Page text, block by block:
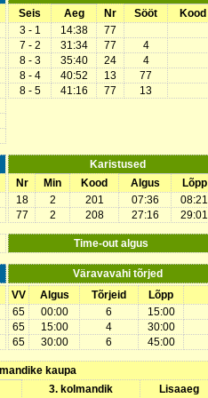
Seis
Aeg Nr Sööt
Kood
3 - 1
14:38
77
7 - 2
31:34 77
4
8 - 3
35:40 24
4
8 - 4
40:52 13
77
8 - 5
41:16 77 13
Karistused
Nr
Min Kood Algus
Lõpp
18
2 201 07:36
08:21
77
2 208 27:16 29:01
Time-out algus
Väravavahi tõrjed
VV Algus Tõrjeid
Lõpp
65
00:00 6
15:00
65
15:00 4
30:00
65
30:00 6 45:00
kaupa
3. kolmandik Lisaaeg